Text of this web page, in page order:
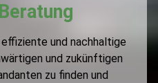
und nachhaltige
und zukünftigen
zu finden und